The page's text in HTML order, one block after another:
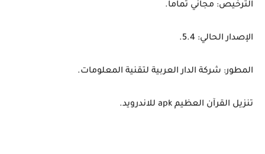
الترخيص: مجاني تماماً.
الإصدار الحالي: 5.4.
المطور: شركة الدار العربية لتقنية المعلومات.
تنزيل القرآن العظيم apk للاندرويد.